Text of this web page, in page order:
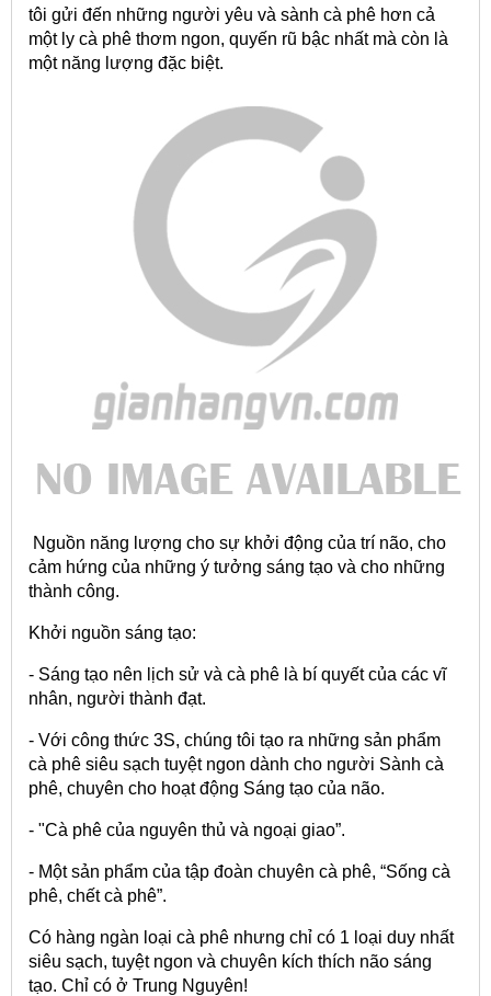
tôi gửi đến những người yêu và sành cà phê hơn cả
một ly cà phê thơm ngon, quyến rũ bậc nhất mà còn là
một năng lượng đặc biệt.
Nguồn năng lượng cho sự khởi động của trí não, cho
cảm hứng của những ý tưởng sáng tạo và cho những
thành công.
Khởi nguồn sáng tạo:
- Sáng tạo nên lịch sử và cà phê là bí quyết của các vĩ
nhân, người thành đạt.
- Với công thức 3S, chúng tôi tạo ra những sản phẩm
cà phê siêu sạch tuyệt ngon dành cho người Sành cà
phê, chuyên cho hoạt động Sáng tạo của não.
- "Cà phê của nguyên thủ và ngoại giao”.
- Một sản phẩm của tập đoàn chuyên cà phê, “Sống cà
phê, chết cà phê”.
Có hàng ngàn loại cà phê nhưng chỉ có 1 loại duy nhất
siêu sạch, tuyệt ngon và chuyên kích thích não sáng
tạo. Chỉ có ở Trung Nguyên!